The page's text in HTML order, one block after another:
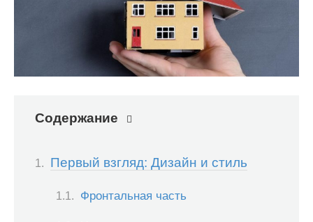
Содержание
Первый взгляд: Дизайн и стиль
Фронтальная часть